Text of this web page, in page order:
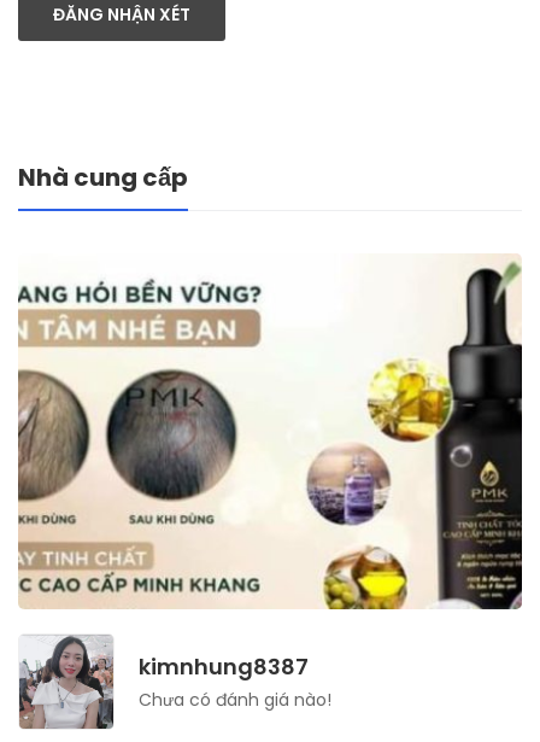
ĐĂNG NHẬN XÉT
Nhà cung cấp
kimnhung8387
Chưa có đánh giá nào!